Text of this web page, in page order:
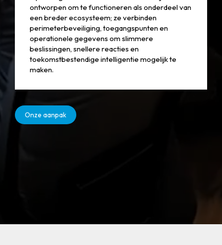
ontworpen om te functioneren als onderdeel van
een breder ecosysteem; ze verbinden
perimeterbeveiliging, toegangspunten en
operationele gegevens om slimmere
beslissingen, snellere reacties en
toekomstbestendige intelligentie mogelijk te
maken.
Onze aanpak